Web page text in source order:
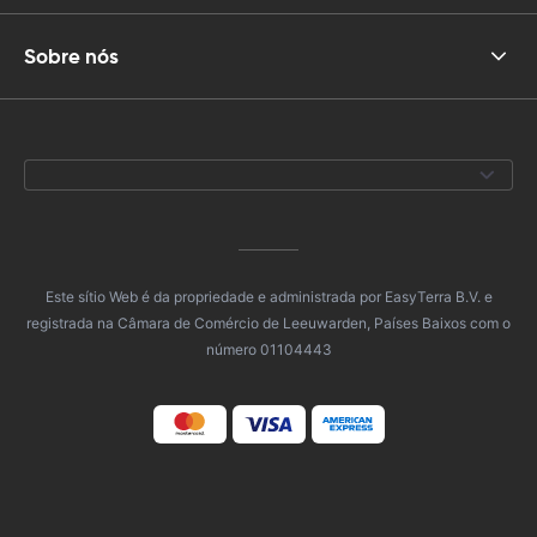
Sobre nós
Este sítio Web é da propriedade e administrada por EasyTerra B.V. e
registrada na Câmara de Comércio de Leeuwarden, Países Baixos com o
número 01104443